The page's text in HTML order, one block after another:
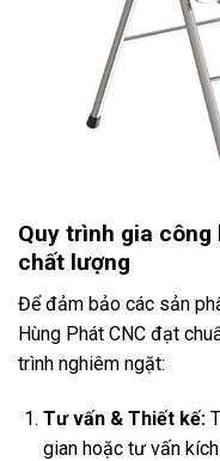
Quy trình gia
chất lượng
Để đảm bảo các sản
Hùng Phát CNC đạt
trình nghiêm ngặt:
Tư vấn & Thiết kế:
gian hoặc tư vấn